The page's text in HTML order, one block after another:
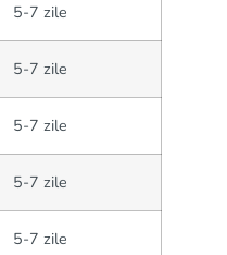
5-7 zile
5-7 zile
5-7 zile
5-7 zile
5-7 zile